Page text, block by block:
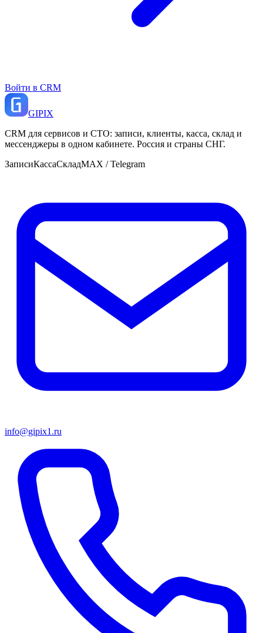
Войти в CRM
GIPIX
CRM для сервисов и СТО: записи, клиенты, касса, склад и
мессенджеры в одном кабинете. Россия и страны СНГ.
ЗаписиКассаСкладMAX / Telegram
info@gipix1.ru